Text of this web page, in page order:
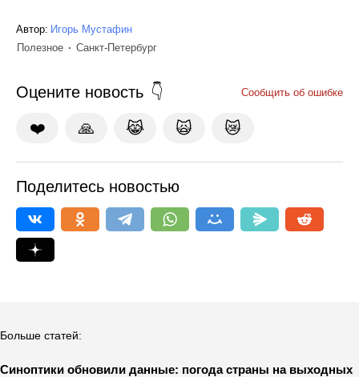
Автор: Игорь Мустафин
Полезное
Санкт-Петербург
Оцените новость Сообщить об ошибке
❤️ 🙏 😹 🙀 😿
Поделитесь новостью
Больше статей:
Синоптики обновили данные: погода страны на выходных